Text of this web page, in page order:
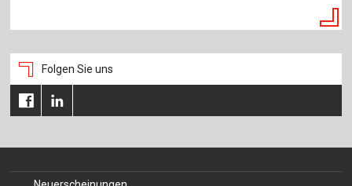
Folgen Sie uns